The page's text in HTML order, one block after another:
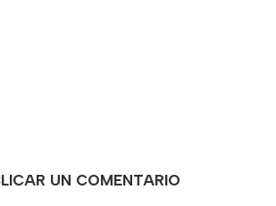
UN COMENTARIO